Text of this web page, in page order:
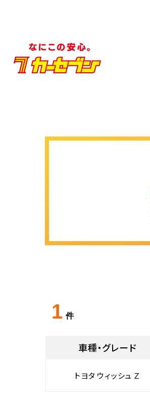
1 件
車種・グレード
トヨタ ウィッシュ Ｚ